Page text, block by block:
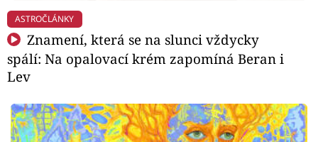
ASTROČLÁNKY
Znamení, která se na slunci vždycky
spálí: Na opalovací krém zapomíná Beran i
Lev